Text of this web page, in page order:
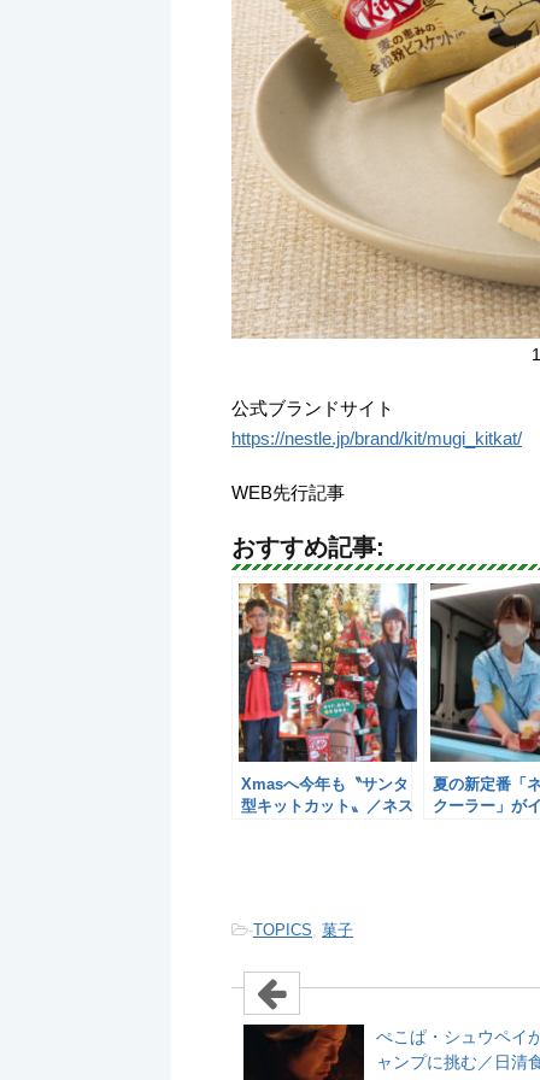
公式ブランドサイト
https://nestle.jp/brand/kit/mugi_kitkat/
WEB先行記事
おすすめ記事:
Xmasへ今年も〝サンタ
型キットカット〟／ネス
夏の新定番「
クーラー」が
-TOPICS 菓子
ぺこぱ・シュウペイ
ャンプに挑む／日清